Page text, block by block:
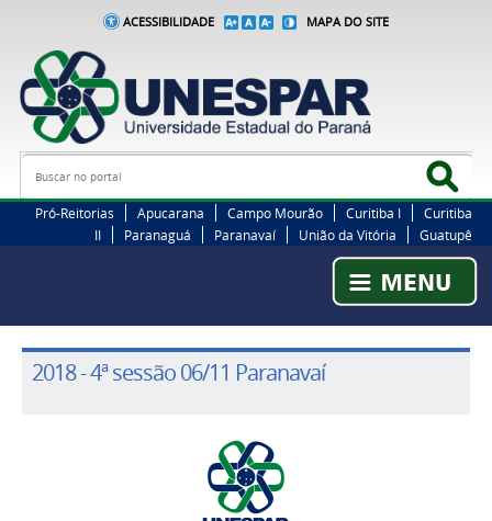
ACESSIBILIDADE MAPA DO SITE
Busca
Pró-Reitorias Apucarana Campo Mourão Curitiba I
Curitiba
II
Paranaguá Paranavaí União da Vitória Guatupê
2018 - 4ª sessão 06/11 Paranavaí